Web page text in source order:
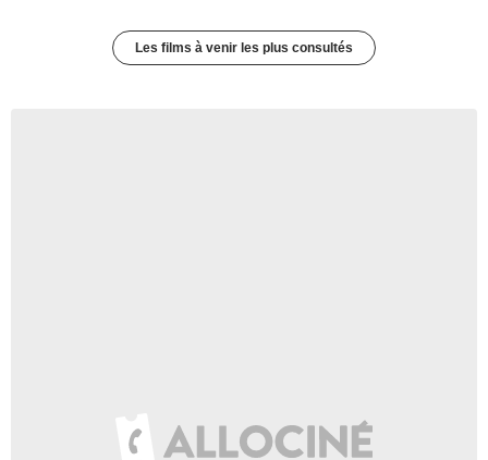
Les films à venir les plus consultés